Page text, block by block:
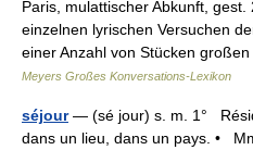
Paris, mulattischer Abkunft,
einzelnen lyrischen Versuchen
einer Anzahl von Stücken
Meyers Großes Konversations-Lexikon
séjour— (sé jour) s. m. 1°
dans un lieu, dans un pays. •